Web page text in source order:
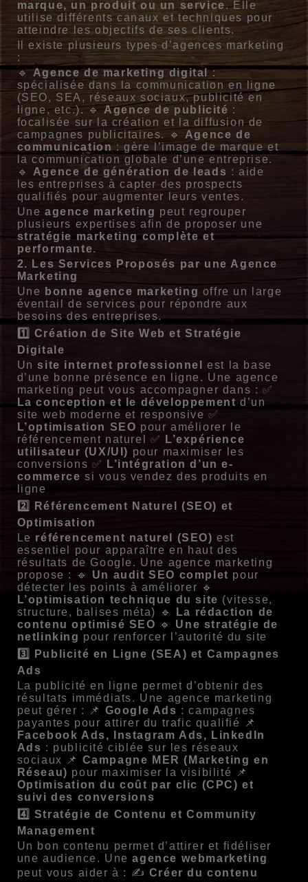
marque, un produit ou un service. Elle
utilise différents canaux et techniques pour
atteindre les objectifs de ses clients.
Il existe plusieurs types d’agences marketing
:
🔹Agence de marketing digital:
spécialisée dans la communication en ligne
(SEO, SEA, réseaux sociaux, publicité en
ligne, etc.). 🔹 Agence de publicité :
focalisée sur la création et la diffusion de
campagnes publicitaires. 🔹 Agence de
communication : gère l’image de marque et
la communication globale d’une entreprise.
🔹 Agence de génération de leads : aide
les entreprises à capter des prospects
qualifiés pour augmenter leurs ventes.
Une agence marketing peut regrouper
plusieurs expertises afin de proposer une
stratégie marketing complète et
performante.
2. Les Services Proposés par une Agence
Marketing
Une bonne agence marketing offre un large
éventail de services pour répondre aux
besoins des entreprises.
1️⃣ Création de Site Web et Stratégie
Digitale
Unsite internet professionnel
est la base
d’une bonne présence en ligne. Une agence
marketing peut vous accompagner dans : ✅
La conception et le développement d’un
site web moderne et responsive ✅
L’optimisation SEO pour améliorer le
référencement naturel ✅
L’expérience
utilisateur (UX/UI) pour maximiser les
conversions ✅
L’intégration d’un e-
commerce si vous vendez des produits en
ligne
2️⃣ Référencement Naturel (SEO) et
Optimisation
Le référencement naturel (SEO) est
essentiel pour apparaître en haut des
résultats de Google. Une agence marketing
propose : 🔹 Un audit SEO complet pour
détecter les points à améliorer 🔹
L’optimisation technique du site (vitesse,
structure, balises méta) 🔹
La rédaction de
contenu optimisé SEO 🔹 Une stratégie de
netlinking pour renforcer l’autorité du site
3️⃣ Publicité en Ligne (SEA) et Campagnes
Ads
La publicité en ligne permet d’obtenir des
résultats immédiats. Une agence marketing
peut gérer : 📌 Google Ads : campagnes
payantes pour attirer du trafic qualifié 📌
Facebook Ads, Instagram Ads, LinkedIn
Ads : publicité ciblée sur les réseaux
sociaux 📌 Campagne MER (Marketing en
Réseau) pour maximiser la visibilité 📌
Optimisation du coût par clic (CPC) et
suivi des conversions
4️⃣ Stratégie de Contenu et Community
Management
Un bon contenu permet d’attirer et fidéliser
une audience. Uneagence webmarketing
peut vous aider à : ✍ Créer du contenu